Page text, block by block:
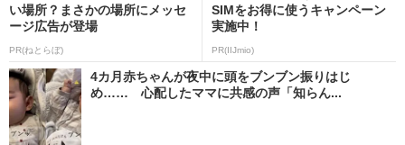
い場所？まさかの場所にメッセ
ージ広告が登場
PR(ねとらぼ)
SIMをお得に使うキャンペーン
実施中！
PR(IIJmio)
4カ月赤ちゃんが夜中に頭をブンブン振りはじ
め…… 心配したママに共感の声「知らん...